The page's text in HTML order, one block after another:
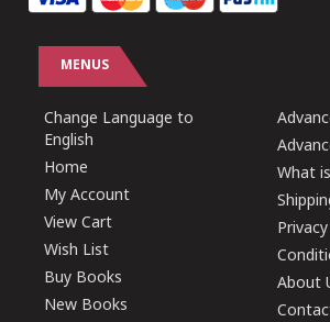
MENUS
Change Language to
English
Home
My Account
View Cart
Wish List
Buy Books
New Books
What
About